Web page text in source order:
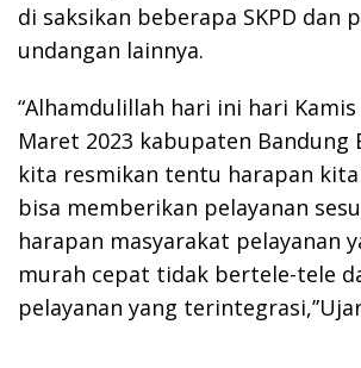
di saksikan beberapa SKPD dan
undangan lainnya.
“Alhamdulillah hari ini hari
Maret 2023 kabupaten Bandung
kita resmikan tentu harapan
bisa memberikan pelayanan
harapan masyarakat pelayanan
murah cepat tidak bertele-tele
pelayanan yang